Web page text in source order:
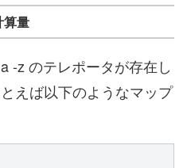
算量
-z のテレポータが存在し
えば以下のようなマップ